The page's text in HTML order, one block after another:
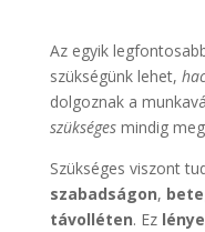
Az egyik
szükségünk lehet,
dolgoznak a
szükségesmindig
Szükséges viszont
szabadságon,
távolléten. Ez